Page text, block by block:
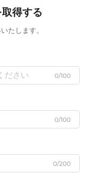
得する
たします。
0/100
0/100
0/200